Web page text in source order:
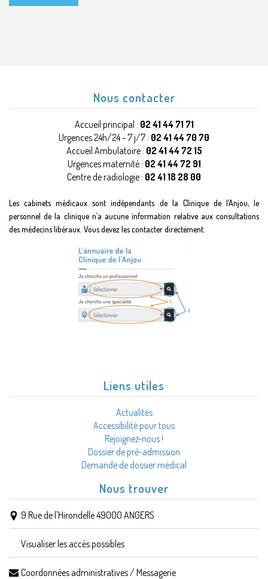
Nous contacter
Accueil principal : 02 41 44 71 71
Urgences 24h/24 - 7 j/7 : 02 41 44 70 70
Accueil Ambulatoire : 02 41 44 72 15
Urgences maternité : 02 41 44 72 91
Centre de radiologie : 02 41 18 28 00
Les cabinets médicaux sont indépendants de la Clinique de l’Anjou, le
personnel de la clinique n’a aucune information relative aux consultations
des médecins libéraux. Vous devez les contacter directement.
Liens utiles
Actualités
Accessibilité pour tous
Rejoignez-nous !
Dossier de pré-admission
Demande de dossier médical
Nous trouver
9 Rue de l'Hirondelle 49000 ANGERS
Visualiser les accès possibles
Coordonnées administratives / Messagerie